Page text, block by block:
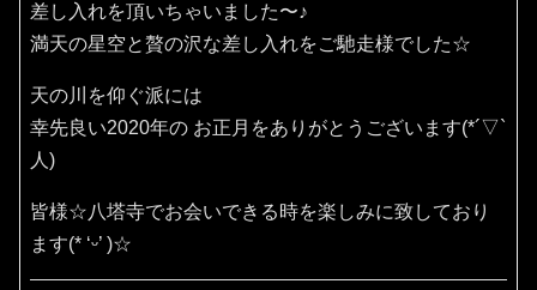
差し入れを頂いちゃいました〜♪
満天の星空と贅の沢な差し入れをご馳走様でした☆
天の川を仰ぐ派には
幸先良い2020年の お正月をありがとうございます(*´▽`
人)
皆様☆八塔寺でお会いできる時を楽しみに致しており
ます(* ‘ᵕ’ )☆